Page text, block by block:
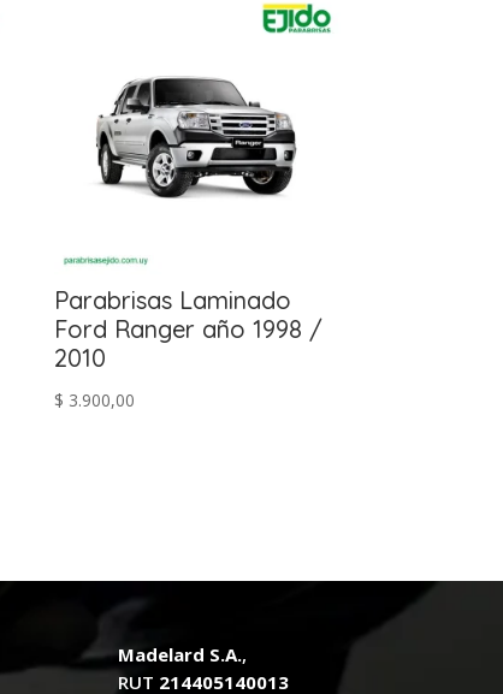
Parabrisas Laminado
Ford Ranger año 1998 /
2010
$ 3.900,00
Madelard S.A.,
RUT 214405140013